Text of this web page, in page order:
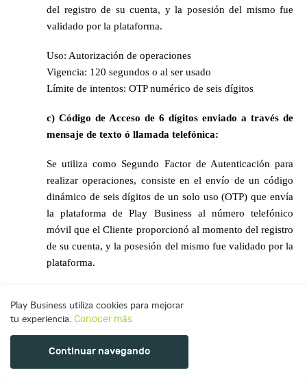
Play Business utiliza cookies para mejorar
tu experiencia. Conocer más
Continuar navegando
del registro de su cuenta, y la posesión del mismo fue
validado por la plataforma.
Uso: Autorización de operaciones
Vigencia: 120 segundos o al ser usado
Límite de intentos: OTP numérico de seis dígitos
c) Código de Acceso de 6 dígitos enviado a través de
mensaje de texto ó llamada telefónica:
Se utiliza como Segundo Factor de Autenticación para
realizar operaciones, consiste en el envío de un código
dinámico de seis dígitos de un solo uso (OTP) que envía
la plataforma de Play Business al número telefónico
móvil que el Cliente proporcionó al momento del registro
de su cuenta, y la posesión del mismo fue validado por la
plataforma.
Vigencia: 120 segundos o al ser usado
Límite de intentos: OTP numérico de seis dígitos
3. Impedimento para la lectura de información de
identificación y autenticación en la pantalla del dispositivo de